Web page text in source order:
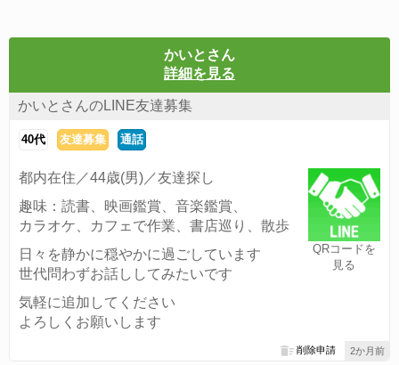
かいとさん
詳細を見る
かいとさんのLINE友達募集
40代 友達募集 通話
QRコードを
見る
都内在住／44歳(男)／友達探し
趣味：読書、映画鑑賞、音楽鑑賞、
カラオケ、カフェで作業、書店巡り、散歩
日々を静かに穏やかに過ごしています
世代問わずお話ししてみたいです
気軽に追加してください
よろしくお願いします
2か月前
削除申請